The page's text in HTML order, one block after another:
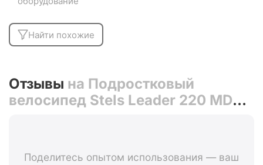
Найти похожие
Отзывы на Подростковый
велосипед Stels Leader 220 MD
Поделитесь опытом использования — ваш